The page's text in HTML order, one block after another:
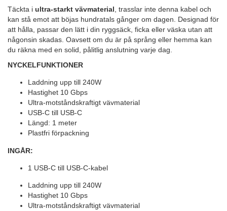
Täckta i ultra-starkt vävmaterial , trasslar inte denna kabel och
kan stå emot att böjas hundratals gånger om dagen. Designad för
att hålla, passar den lätt i din ryggsäck, ficka eller väska utan att
någonsin skadas. Oavsett om du är på språng eller hemma kan
du räkna med en solid, pålitlig anslutning varje dag.
NYCKELFUNKTIONER
Laddning upp till 240W
Hastighet 10 Gbps
Ultra-motståndskraftigt vävmaterial
USB-C till USB-C
Längd: 1 meter
Plastfri förpackning
INGÅR:
1 USB-C till USB-C-kabel
Laddning upp till 240W
Hastighet 10 Gbps
Ultra-motståndskraftigt vävmaterial